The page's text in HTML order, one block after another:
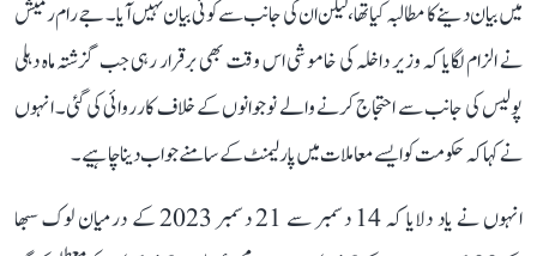
میں بیان دینے کا مطالبہ کیا تھا، لیکن ان کی جانب سے کوئی بیان نہیں آیا۔ جے رام رمیش
نے الزام لگایا کہ وزیر داخلہ کی خاموشی اس وقت بھی برقرار رہی جب گزشتہ ماہ دہلی
پولیس کی جانب سے احتجاج کرنے والے نوجوانوں کے خلاف کارروائی کی گئی۔ انہوں
نے کہا کہ حکومت کو ایسے معاملات میں پارلیمنٹ کے سامنے جواب دینا چاہیے۔
انہوں نے یاد دلایا کہ 14 دسمبر سے 21 دسمبر 2023 کے درمیان لوک سبھا